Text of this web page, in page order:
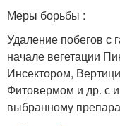
Меры борьбы :
Удаление побегов с
начале вегетации
Инсектором,
Фитовермом и др. с
выбранному